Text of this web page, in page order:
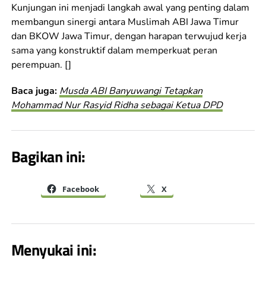
Kunjungan ini menjadi langkah awal yang penting dalam
membangun sinergi antara Muslimah ABI Jawa Timur
dan BKOW Jawa Timur, dengan harapan terwujud kerja
sama yang konstruktif dalam memperkuat peran
perempuan. []
Baca juga: Musda ABI Banyuwangi Tetapkan
Mohammad Nur Rasyid Ridha sebagai Ketua DPD
Bagikan ini:
Facebook X
Menyukai ini: